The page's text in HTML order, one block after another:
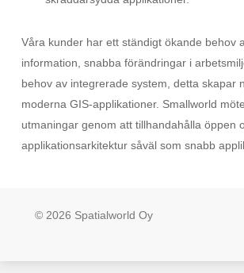
Våra kunder har ett ständigt ökande behov
information, snabba förändringar i
behov av integrerade system, detta skapar
moderna GIS-applikationer. Smallworld
utmaningar genom att tillhandahålla öppen
applikationsarkitektur såväl som snabb
© 2026 Spatialworld Oy